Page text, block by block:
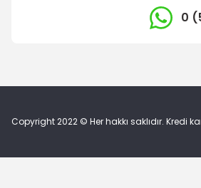
Arka Teker Bilyası C-Max
0
Copyright 2022 © Her hakkı saklıdır. Kredi